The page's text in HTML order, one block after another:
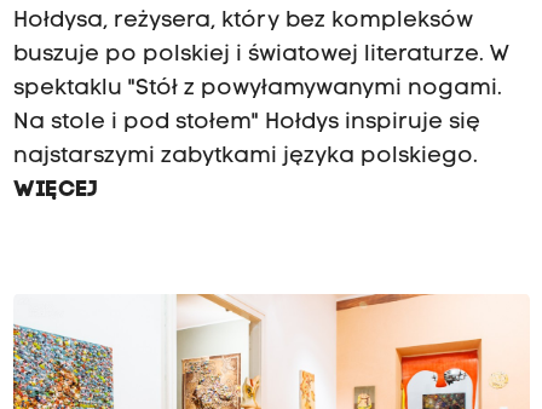
Hołdysa, reżysera, który bez kompleksów
buszuje po polskiej i światowej literaturze. W
spektaklu "Stół z powyłamywanymi nogami.
Na stole i pod stołem" Hołdys inspiruje się
najstarszymi zabytkami języka polskiego.
WIĘCEJ